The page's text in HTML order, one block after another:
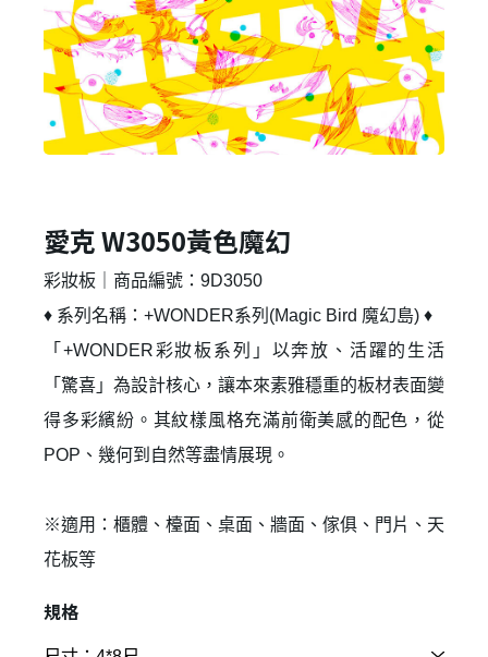
愛克 W3050黃色魔幻
彩妝板｜商品編號：9D3050
♦ 系列名稱：+WONDER系列(Magic Bird 魔幻島) ♦
「+WONDER彩妝板系列」以奔放、活躍的生活
「驚喜」為設計核心，讓本來素雅穩重的板材表面變
得多彩繽紛。其紋樣風格充滿前衛美感的配色，從
POP、幾何到自然等盡情展現。
※適用：櫃體、檯面、桌面、牆面、傢俱、門片、天
花板等
規格